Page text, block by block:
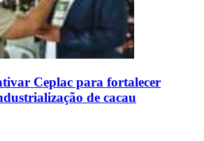
Ceplac para fortalecer
de cacau